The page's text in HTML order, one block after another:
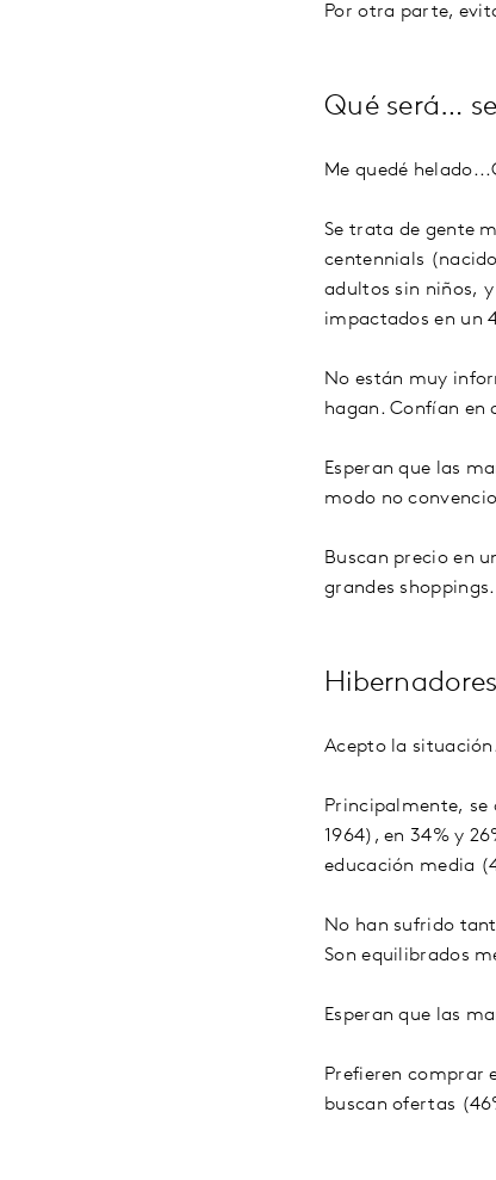
Por otra parte,
Qué será…
Me quedé
Se trata de gente
centennials
adultos sin niños,
impactados en un
No están muy
hagan. Confían en
Esperan que las
modo no
Buscan precio en
grandes shoppings.
Acepto la
Principalmente, se
1964), en 34% y
educación media
No han sufrido
Son equilibrados
Esperan que las
Prefieren comprar
buscan ofertas